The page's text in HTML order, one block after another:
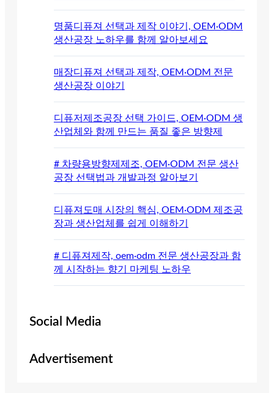
명품디퓨져 선택과 제작 이야기, OEM·ODM
생산공장 노하우를 함께 알아보세요
매장디퓨져 선택과 제작, OEM·ODM 전문
생산공장 이야기
디퓨저제조공장 선택 가이드, OEM·ODM 생
산업체와 함께 만드는 품질 좋은 방향제
# 차량용방향제제조, OEM·ODM 전문 생산
공장 선택법과 개발과정 알아보기
디퓨져도매 시장의 핵심, OEM·ODM 제조공
장과 생산업체를 쉽게 이해하기
# 디퓨져제작, oem·odm 전문 생산공장과 함
께 시작하는 향기 마케팅 노하우
Social Media
Advertisement